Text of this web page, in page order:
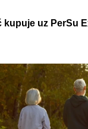
kupuje uz PerSu